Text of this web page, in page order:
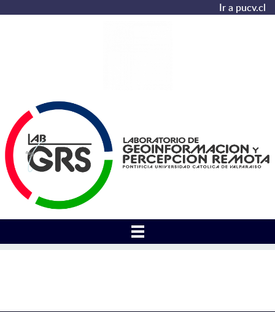
Ir a pucv.cl